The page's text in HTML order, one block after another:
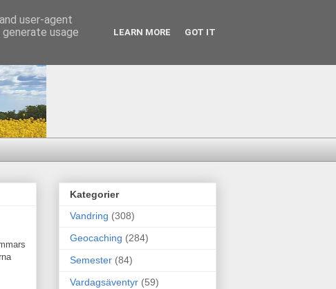
Kategorier
Vandring (308)
Geocaching (284)
Semester (84)
Vardagsäventyr (59)
user-agent
usage
LEARN MORE GOT IT